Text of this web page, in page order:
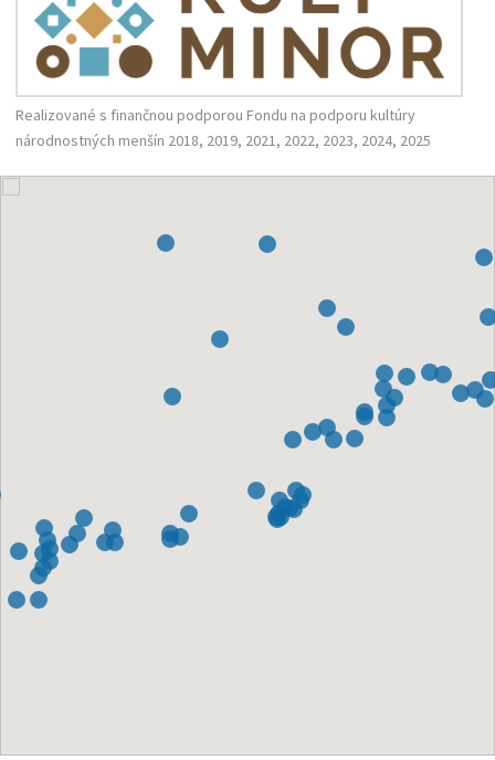
Realizované s finančnou podporou Fondu na podporu kultúry
národnostných menšín 2018, 2019, 2021, 2022, 2023, 2024, 2025